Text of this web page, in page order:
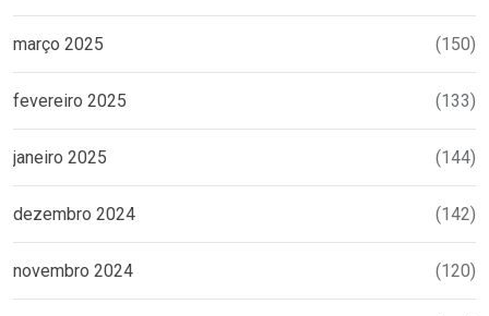
março 2025 (150)
fevereiro 2025 (133)
janeiro 2025 (144)
dezembro 2024 (142)
novembro 2024 (120)